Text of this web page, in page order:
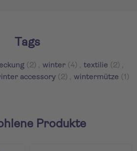
Tags
(2) , winter (4) , textilie (2) ,
accessory (2) , wintermütze (1)
Produkte